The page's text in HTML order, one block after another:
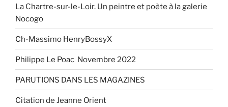
La Chartre-sur-le-Loir. Un peintre et poète à la galerie
Nocogo
Ch-Massimo HenryBossyX
Philippe Le Poac Novembre 2022
PARUTIONS DANS LES MAGAZINES
Citation de Jeanne Orient